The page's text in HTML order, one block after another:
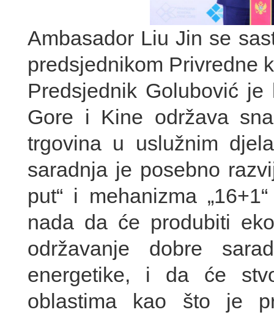
Ambasador Liu Jin se
predsjednikom Privredne
Predsjednik Golubović
Gore i Kine održava
trgovina u uslužnim
saradnja je posebno
put“ i mehanizma
nada da će produbiti
održavanje dobre
energetike, i da će
oblastima kao što je